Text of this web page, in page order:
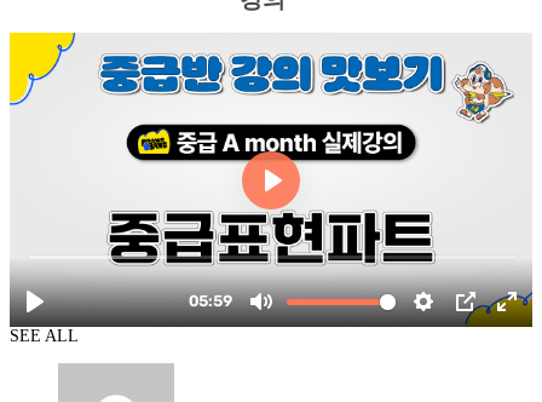
수강후기
빵빵수강후기
과거수강후기모음
공지사항
자주묻는 질문 FAQ
관리자 페이지
SEE ALL